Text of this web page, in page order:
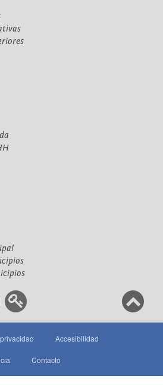
Accesibilidad
Contacto